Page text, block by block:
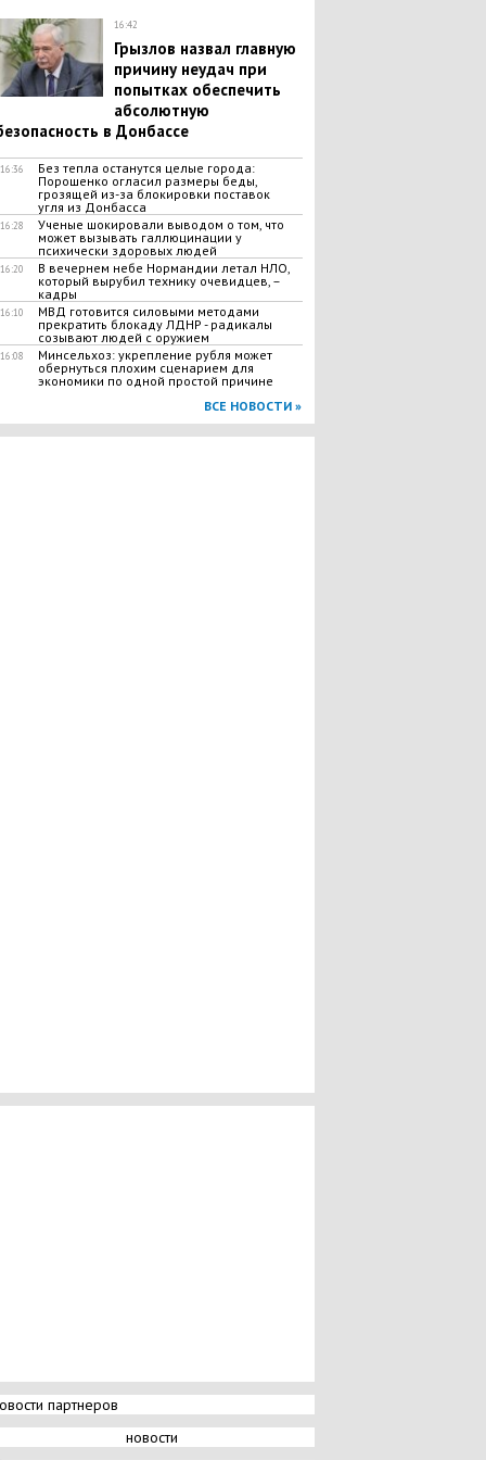
16:42
Грызлов назвал главную
причину неудач при
попытках обеспечить
абсолютную
в Донбассе
16:36
Без тепла останутся целые города:
Порошенко огласил размеры беды,
грозящей из-за блокировки поставок
угля из Донбасса
16:28
Ученые шокировали выводом о том, что
может вызывать галлюцинации у
психически здоровых людей
16:20
В вечернем небе Нормандии летал НЛО,
который вырубил технику очевидцев, –
кадры
16:10
МВД готовится силовыми методами
прекратить блокаду ЛДНР - радикалы
созывают людей с оружием
16:08
Минсельхоз: укрепление рубля может
обернуться плохим сценарием для
экономики по одной простой причине
ВСЕ НОВОСТИ »
партнеров
новости